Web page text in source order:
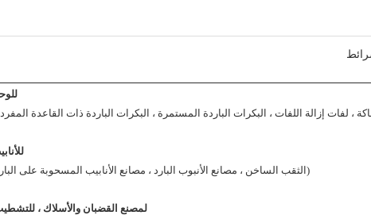
، لفات إزالة اللفات ، البكرات الباردة المستمرة ، البكرات الباردة ذات القاعدة
(الثقب الساخن ، مصانع الأنبوب البارد ، مصانع الأنابيب المسحوبة على
لمصنع القضبان والأسلاك ،